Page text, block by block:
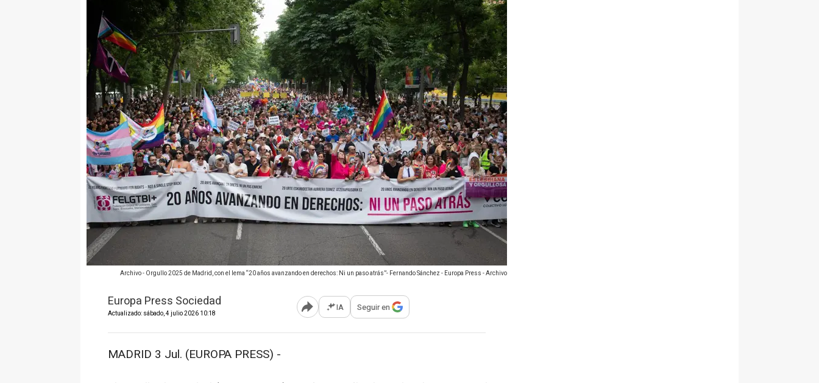
Archivo - Orgullo 2025 de Madrid, con el lema “20 años avanzando en derechos: Ni un paso atrás”- Fernando Sánchez - Europa Press - Archivo
Europa Press Sociedad
Actualizado: sábado, 4 julio 2026 10:18 Abrir opciones para compartir
IA Seguir en
MADRID 3 Jul. (EUROPA PRESS) -